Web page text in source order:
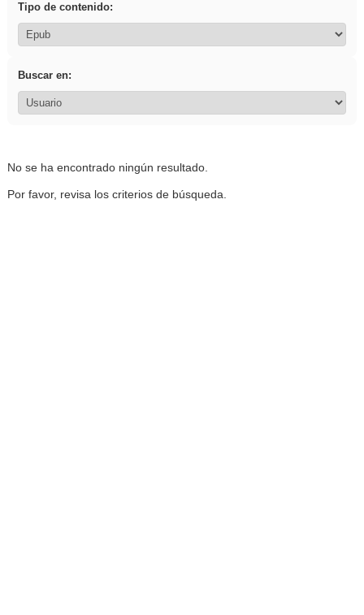
Tipo de contenido:
Buscar en:
No se ha encontrado ningún resultado.
Por favor, revisa los criterios de búsqueda.